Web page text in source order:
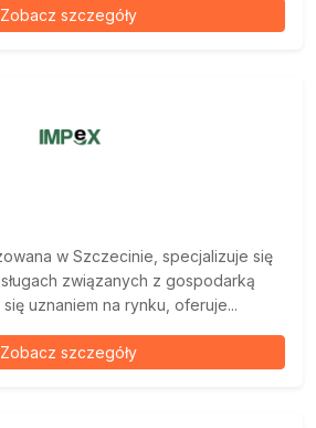
Zobacz szczegóły
w Szczecinie, specjalizuje się
związanych z gospodarką
uznaniem na rynku, oferuje...
Zobacz szczegóły